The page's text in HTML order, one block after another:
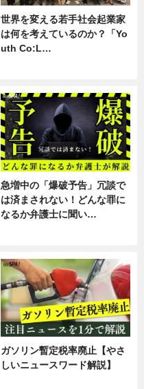
世界を変える若手社会起業家
は何を考えているのか？「Yo
uth Co:L…
急増中の「爆破予告」冗談で
は済まされない！どんな罪に
なるか弁護士に聞い…
ガソリン暫定税率廃止【やさ
しいニュースワード解説】